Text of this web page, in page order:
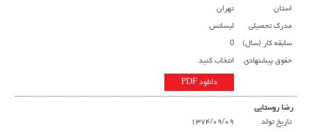
استان
تهران
مدرک تحصیلی
لیسانس
سابقه کار (سال)
0
حقوق پیشنهادی
انتخاب کنید
دانلود PDF
رضا روستایی
تاریخ تولد
۱۳۷۴/۰۹/۰۹